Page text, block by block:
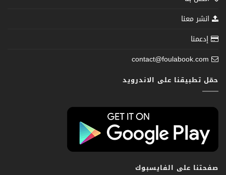
انشر معنا
إدعمنا
contact@foulabook.com
حمّل تطبيقنا على الاندرويد
صفحتنا على الفايسبوك